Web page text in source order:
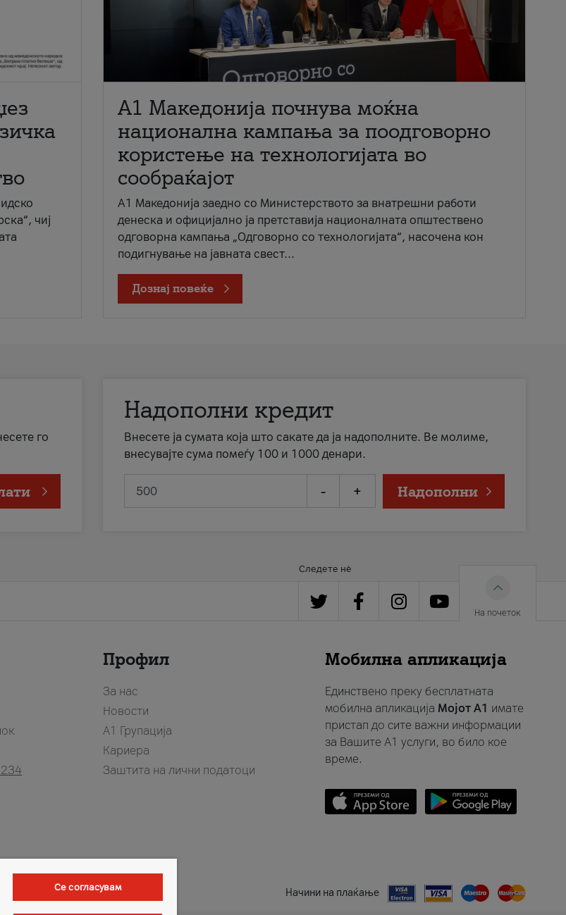
чиј
A1 Македонија почнува моќна
национална кампања за поодговорно
користење на технологијата во
сообраќајот
A1 Македонија заедно со Министерството за внатрешни работи
денеска и официјално ја претставија националната општествено
одговорна кампања „Одговорно со технологијата“, насочена кон
подигнување на јавната свест...
Дознај повеќе
го
Надополни кредит
Внесете ја сумата која што сакате да ја надополните. Ве молиме,
внесувајте сума помеѓу 100 и 1000 денари.
- + Надополни
Следете нè
На почеток
Профил
За нас
Новости
А1 Групација
Кариера
Заштита на лични податоци
Мобилна апликација
Единствено преку бесплатната
мобилна апликација Мојот A1 имате
пристап до сите важни информации
за Вашите A1 услуги, во било кое
време.
Начини на плаќање
Се согласувам